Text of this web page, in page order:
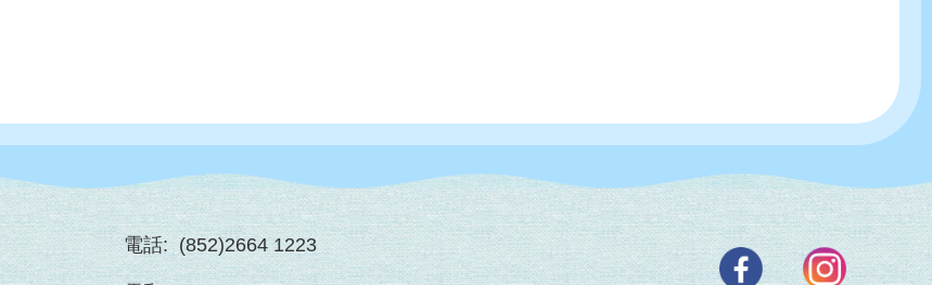
電話: (852)2664 1223